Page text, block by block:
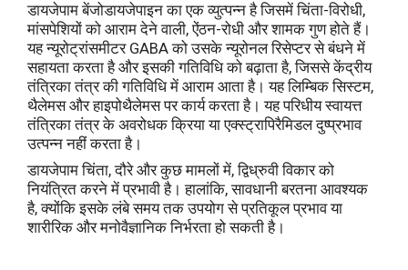
डायजेपाम बेंजोडायजेपाइन का एक व्युत्पन्न है जिसमें चिंता-विरोधी,
मांसपेशियों को आराम देने वाली, ऐंठन-रोधी और शामक गुण होते हैं।
यह न्यूरोट्रांसमीटर GABA को उसके न्यूरोनल रिसेप्टर से बंधने में
सहायता करता है और इसकी गतिविधि को बढ़ाता है, जिससे केंद्रीय
तंत्रिका तंत्र की गतिविधि में आराम आता है। यह लिम्बिक सिस्टम,
थैलेमस और हाइपोथैलेमस पर कार्य करता है। यह परिधीय स्वायत्त
तंत्रिका तंत्र के अवरोधक क्रिया या एक्स्ट्रापिरैमिडल दुष्प्रभाव
उत्पन्न नहीं करता है।
डायजेपाम चिंता, दौरे और कुछ मामलों में, द्विध्रुवी विकार को
नियंत्रित करने में प्रभावी है। हालांकि, सावधानी बरतना आवश्यक
है, क्योंकि इसके लंबे समय तक उपयोग से प्रतिकूल प्रभाव या
शारीरिक और मनोवैज्ञानिक निर्भरता हो सकती है।